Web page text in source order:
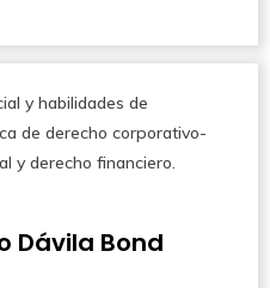
y habilidades de
de derecho corporativo-
y derecho financiero.
Dávila Bond